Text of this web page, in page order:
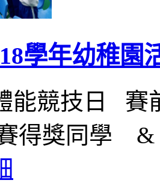
學年幼稚園
能競技日
得獎同學 &